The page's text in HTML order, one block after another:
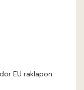
EU raklapon